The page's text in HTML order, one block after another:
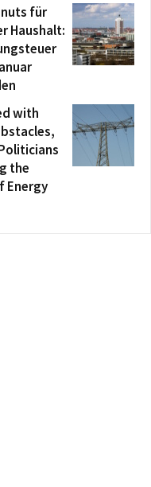
für
Haushalt:
with
the
Energy